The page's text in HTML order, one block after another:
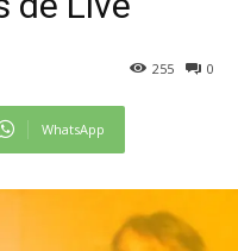
0
255
WhatsApp